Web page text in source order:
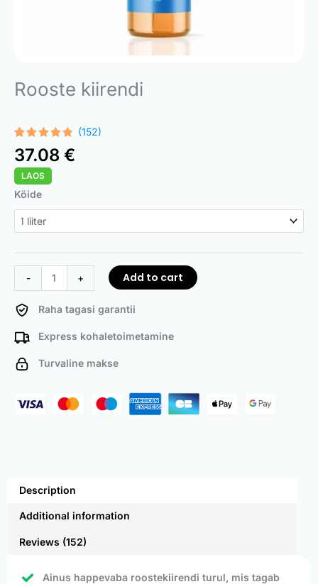
Rooste kiirendi
Rated
4.68out
of 5
based on
152
customer
ratings
(152)
37.08 €
LAOS
Köide
-
Rust
Accelerator
quantity
+ Add to cart
Raha tagasi garantii
Express kohaletoimetamine
Turvaline makse
Description
Additional information
Reviews (152)
Ainus happevaba roostekiirendi turul, mis tagab